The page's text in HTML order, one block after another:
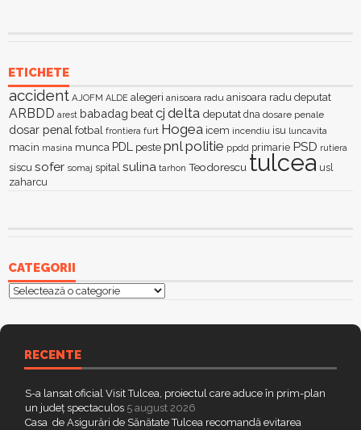
ETICHETE
accident AJOFM ALDE alegeri anisoara radu anisoara radu deputat
ARBDD arest babadag beatcj delta deputat dna dosare penale
dosar penal fotbal frontiera furt Hogea icem incendiu isu luncavita
macin masina munca PDL peste pnlpolitie ppdd primarie PSD rutiera
siscu sofer somaj spital sulina tarhon Teodorescu tulcea usl
zaharcu
CATEGORII
Categorii
RECENTE
S-a lansat oficial Visit Tulcea, proiectul care aduce în prim-plan
un județ spectaculos 5 august 2026
Casa de Asigurări de Sănătate Tulcea recomandă evitarea